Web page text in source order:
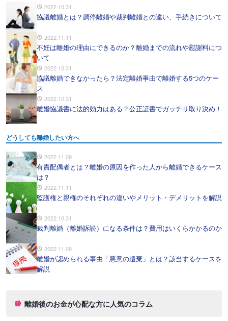
2022.10.31
協議離婚とは？調停離婚や裁判離婚との違い、手続きについて
2022.11.11
不妊は離婚の理由にできるのか？離婚までの流れや慰謝料につ
いて
2022.10.31
協議離婚できなかったら？法定離婚事由で離婚する5つのケー
ス
2022.10.31
離婚協議書に法的効力はある？公正証書でガッチリ取り決め！
どうしても離婚したい方へ
2022.11.09
有責配偶者とは？離婚の原因を作った人から離婚できるケース
は？
2022.11.11
監護権と親権のそれぞれの違いやメリット・デメリットを解説
2022.10.31
裁判離婚（離婚訴訟）になる条件は？費用はいくらかかるのか
2022.11.09
離婚が認められる事由「悪意の遺棄」とは？該当するケースを
解説
離婚後のお金が心配な方に人気のコラム